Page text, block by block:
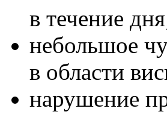
в течение
небольшое
в области
нарушение